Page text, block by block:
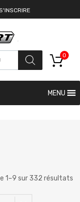
0
MENU
1–9 sur 332 résultats